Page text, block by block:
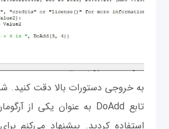
به خروجی دستورات بالا دقت کنید.
استفاده کردید. پیشنهاد می‌کنم